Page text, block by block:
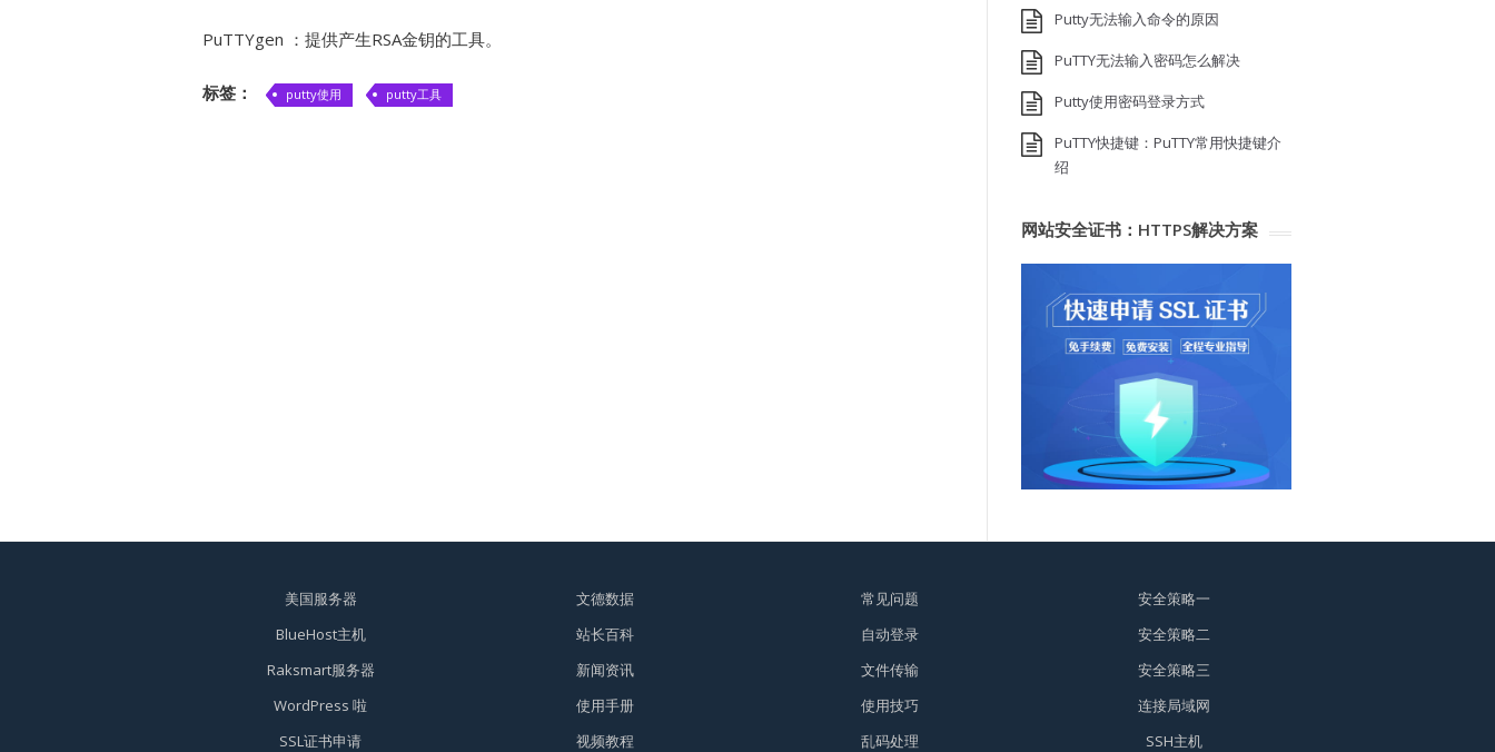
PuTTYgen ：提供产生RSA金钥的工具。
标签： putty使用 putty工具
Putty无法输入命令的原因
PuTTY无法输入密码怎么解决
Putty使用密码登录方式
PuTTY快捷键：PuTTY常用快捷键介
绍
网站安全证书：HTTPS解决方案
美国服务器
BlueHost主机
Raksmart服务器
WordPress 啦
SSL证书申请
文德数据
站长百科
新闻资讯
使用手册
视频教程
常见问题
自动登录
文件传输
使用技巧
乱码处理
安全策略一
安全策略二
安全策略三
连接局域网
SSH主机